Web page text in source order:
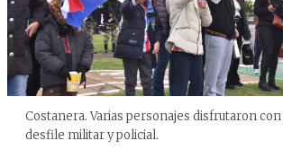
Costanera. Varias personajes disfrutaron
desfile militar y policial.